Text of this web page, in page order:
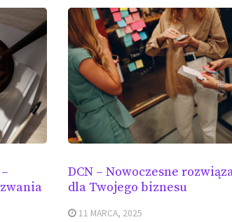
DCN – Nowoczesne
dla Twojego biznesu
11 MARCA, 2025